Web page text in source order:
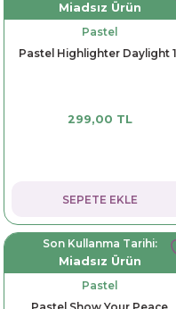
Miadsız Ürün
Pastel
Pastel Highlighter Daylight
299,00 TL
SEPETE EKLE
Son Kullanma Tarihi:
Miadsız Ürün
Pastel